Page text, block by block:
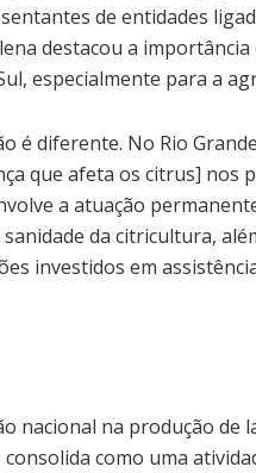
de entidades
destacou a importância
especialmente para a
é diferente. No Rio
que afeta os citrus] nos
a atuação
da citricultura,
investidos em
nacional na produção de
como uma